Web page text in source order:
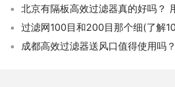
北京有隔板高效过滤器真的好吗？
成都高效过滤器送风口值得使用吗？